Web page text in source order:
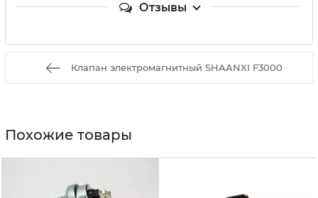
Отзывы
Клапан электромагнитный SHAANXI F3000
Похожие товары